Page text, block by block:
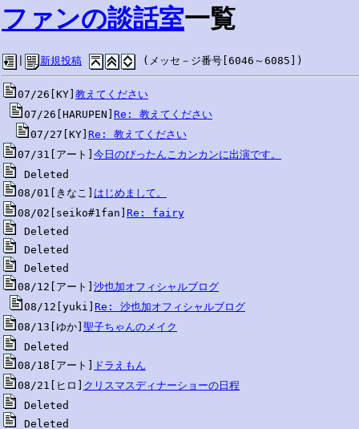
ファンの談話室一覧
新規投稿 (メッセ－ジ番号[6046～6085])
07/26[KY] 教えてください
07/26[HARUPEN] Re: 教えてください
07/27[KY] Re: 教えてください
07/31[アート] 今日のぴったんこカンカンに出演です。
08/01[きなこ] はじめまして。
08/02[seiko#1fan] Re: fairy
08/12[アート] 沙也加オフィシャルブログ
08/12[yuki] Re: 沙也加オフィシャルブログ
08/13[ゆか] 聖子ちゃんのメイク
08/18[アート]
ドラえもん
08/21[ヒロ] クリスマスディナーショーの日程